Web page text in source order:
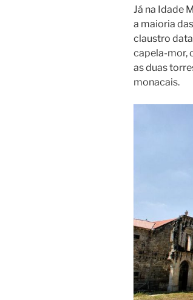
Já na Idade
a maioria
claustro
capela-mor,
as duas
monacais.